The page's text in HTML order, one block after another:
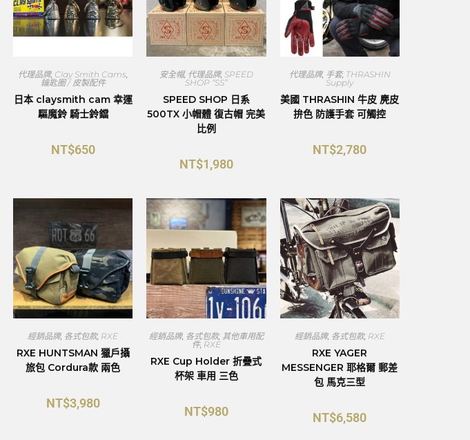
代理品牌, Clay Smith Cams,
鑰匙圈 / 皮製配件
日本 claysmith cam 幸運
驅魔鈴 騎士鈴鐺
NT$650
安全帽, 代理品牌, SPEED
SHOP “SS”
SPEED SHOP 日系
500TX 小帽體 復古帽 完美
比例
NT$1,980
代理品牌, 手套, THRASHIN
Supply
美國 THRASHIN 牛皮 麂皮
拚色 防護手套 可觸控
NT$2,780
經銷品牌, 各式包款, RXE
RXE HUNTSMAN 獵戶攝
旅包 Cordura款 兩色
NT$3,980
經銷品牌, 各式包款, 其他車用配
件, RXE
RXE Cup Holder 折疊式
杯架 車用 三色
NT$980
經銷品牌, 各式包款, RXE
RXE YAGER
MESSENGER 耶格爾 郵差
包 馬克三型
NT$6,580